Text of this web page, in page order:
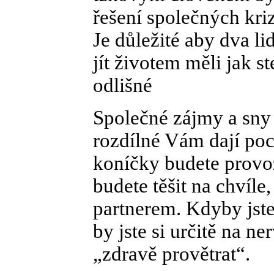
řešení společných
Je důležité aby dva
jít životem měli jak
odlišné
Společné zájmy a
rozdílné Vám dají
koníčky budete
budete těšit na
partnerem. Kdyby
by jste si určitě na
„zdravě provětrat“.